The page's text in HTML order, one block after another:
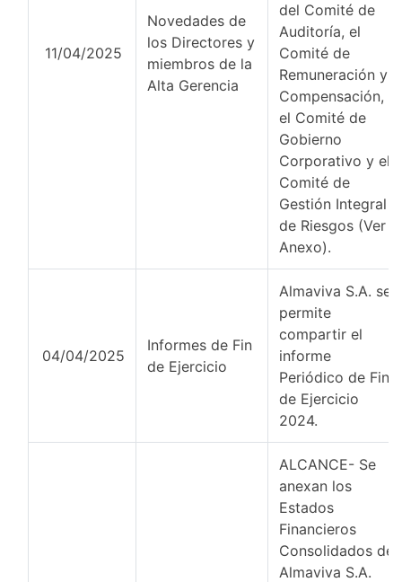
11/04/2025
Novedades de
los Directores y
miembros de la
Alta Gerencia
del Comité de
Auditoría, el
Comité de
Remuneración y
Compensación,
el Comité de
Gobierno
Corporativo y el
Comité de
Gestión Integral
de Riesgos (Ver
Anexo).
04/04/2025
Informes de Fin
de Ejercicio
Almaviva S.A. se
permite
compartir el
informe
Periódico de Fin
de Ejercicio
2024.
ALCANCE- Se
anexan los
Estados
Financieros
Consolidados de
Almaviva S.A.